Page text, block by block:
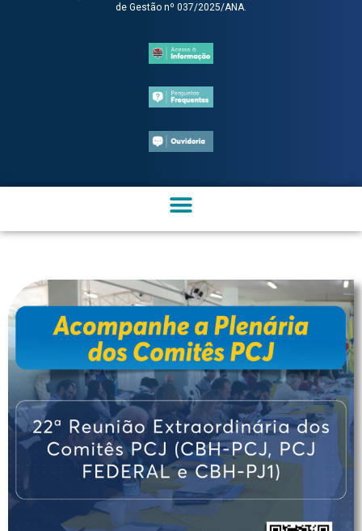
de Gestão nº 037/2025/ANA.